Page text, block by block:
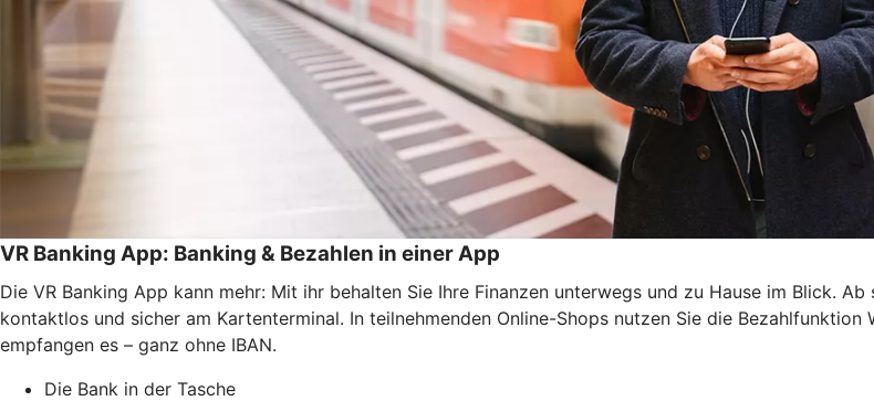
VR Banking App: Banking & Bezahlen in einer App
Die VR Banking App kann mehr: Mit ihr behalten Sie Ihre Finanzen unterwegs und zu Hause im Blick.
kontaktlos und sicher am Kartenterminal. In teilnehmenden Online-Shops nutzen Sie die
empfangen es – ganz ohne IBAN.
Die Bank in der Tasche